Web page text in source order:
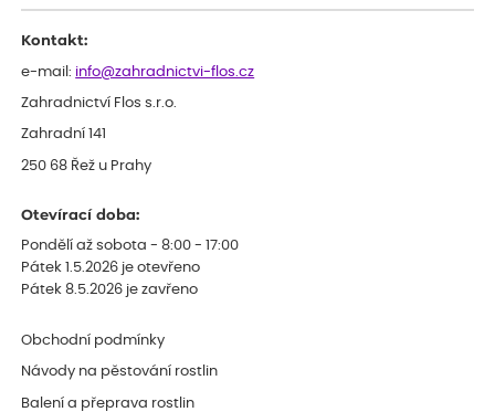
Kontakt:
e-mail: info@zahradnictvi-flos.cz
Zahradnictví Flos s.r.o.
Zahradní 141
250 68 Řež u Prahy
Otevírací doba:
Pondělí až sobota - 8:00 - 17:00
Pátek 1.5.2026 je otevřeno
Pátek 8.5.2026 je zavřeno
Obchodní podmínky
Návody na pěstování rostlin
Balení a přeprava rostlin